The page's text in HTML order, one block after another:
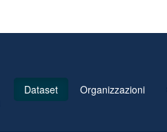
Dataset Organizzazioni